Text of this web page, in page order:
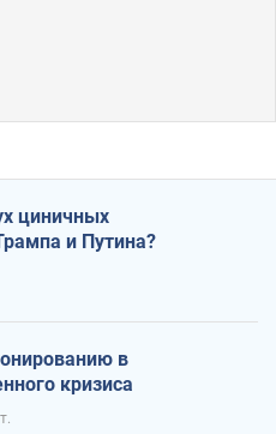
циничных
и Путина?
в
кризиса